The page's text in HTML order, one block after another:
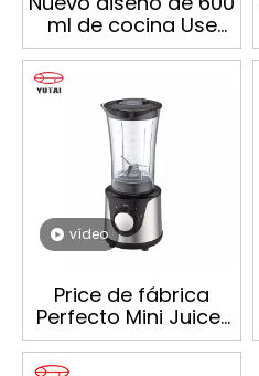
ml de cocina Use
Joyshaker Personal
Sport Blender
vídeo
Price de fábrica
Perfecto Mini Juicer
Mixer Electric
Personal licuador